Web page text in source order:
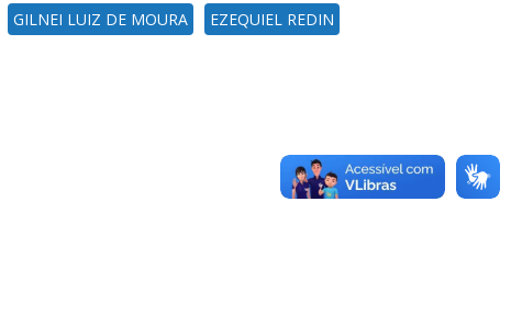
GILNEI LUIZ DE MOURA EZEQUIEL REDIN